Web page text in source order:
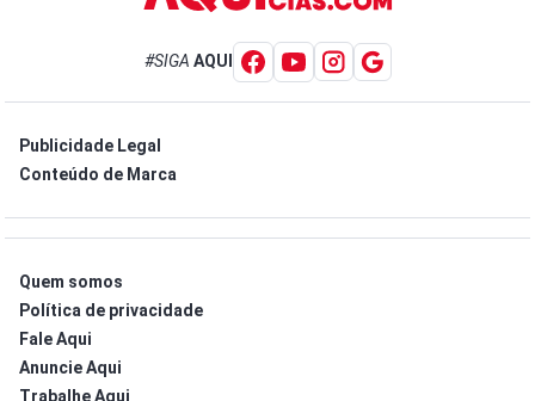
#SIGA AQUI
Publicidade Legal
Conteúdo de Marca
Quem somos
Política de privacidade
Fale Aqui
Anuncie Aqui
Trabalhe Aqui